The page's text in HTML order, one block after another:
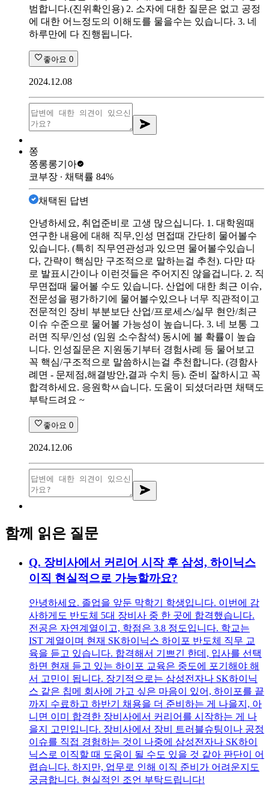
범합니다.(진위확인용) 2. 소자에 대한 질문은 없고 공정
에 대한 어느정도의 이해도를 물을수는 있습니다. 3. 네
하루만에 다 진행됩니다.
좋아요 0
2024.12.08
쫑
쫑롱롱기아
코부장 ∙ 채택률 84%
채택된 답변
안녕하세요, 취업준비로 고생 많으십니다. 1. 대학원때
연구한 내용에 대해 직무,인성 면접때 간단히 물어볼수
있습니다. (특히 직무연관성과 있으면 물어볼수있습니
다, 간략이 핵심만 구조적으로 말하는걸 추천). 다만 따
로 발표시간이나 이런것들은 주어지진 않을겁니다. 2. 직
무면접때 물어볼 수도 있습니다. 산업에 대한 최근 이슈,
전문성을 평가하기에 물어볼수있으나 너무 직관적이고
전문적인 장비 부분보단 산업/프로세스/실무 현안/최근
이슈 수준으로 물어볼 가능성이 높습니다. 3. 네 보통 그
러면 직무/인성 (임원 소수참석) 동시에 볼 확률이 높습
니다. 인성질문은 지원동기부터 경험사례 등 물어보고
꼭 핵심/구조적으로 말씀하시는걸 추천합니다. (경함사
례면 - 문제점,해결방안,결과 수치 등). 준비 잘하시고 꼭
합격하세요. 응원학ㅆ습니다. 도움이 되셨더라면 채택도
부탁드려요 ~
좋아요 0
2024.12.06
함께 읽은 질문
Q. 장비사에서 커리어 시작 후 삼성, 하이닉스
이직 현실적으로 가능할까요?
안녕하세요. 졸업을 앞둔 막학기 학생입니다. 이번에 감
사하게도 반도체 5대 장비사 중 한 곳에 합격했습니다.
전공은 자연계열이고, 학점은 3.8 정도입니다. 학교는
IST 계열이며 현재 SK하이닉스 하이포 반도체 직무 교
육을 듣고 있습니다. 합격해서 기쁘긴 한데, 입사를 선택
하면 현재 듣고 있는 하이포 교육은 중도에 포기해야 해
서 고민이 됩니다. 장기적으로는 삼성전자나 SK하이닉
스 같은 칩메 회사에 가고 싶은 마음이 있어, 하이포를 끝
까지 수료하고 하반기 채용을 더 준비하는 게 나을지, 아
니면 이미 합격한 장비사에서 커리어를 시작하는 게 나
을지 고민입니다. 장비사에서 장비 트러블슈팅이나 공정
이슈를 직접 경험하는 것이 나중에 삼성전자나 SK하이
닉스로 이직할 때 도움이 될 수도 있을 것 같아 판단이 어
렵습니다. 하지만, 업무로 인해 이직 준비가 어려운지도
궁금합니다. 현실적인 조언 부탁드립니다!